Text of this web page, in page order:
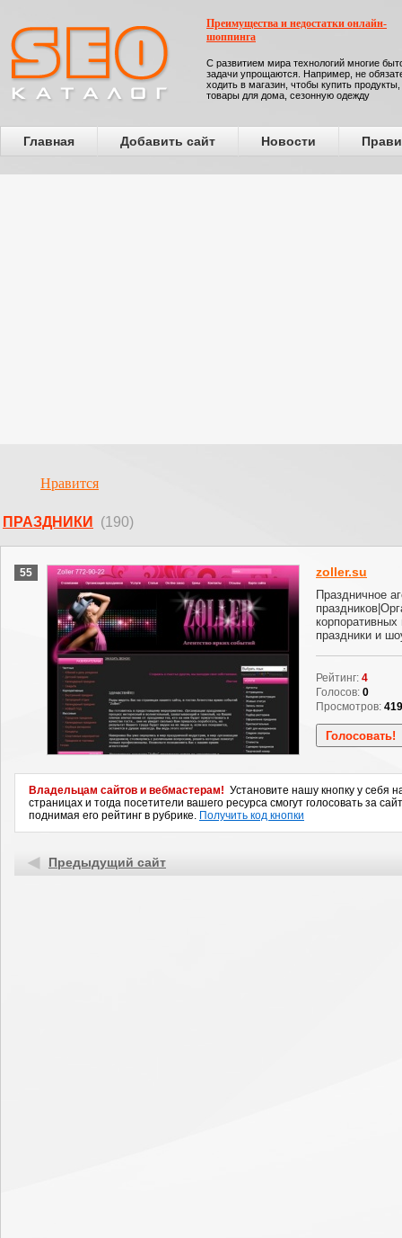
Преимущества и недостатки онлайн-
шоппинга
С развитием мира технологий многие
задачи упрощаются. Например, не
ходить в магазин, чтобы купить продукты,
товары для дома, сезонную одежду
Главная Добавить сайт Новости
Нравится
ПРАЗДНИКИ (190)
55 zoller.su
Праздничное
корпоративных
праздники и
Рейтинг: 4
Голосов: 0
Просмотров:
Владельцам сайтов и вебмастерам! Установите нашу кнопку у себя
страницах и тогда посетители вашего ресурса смогут голосовать за
поднимая его рейтинг в рубрике. Получить код кнопки
Предыдущий сайт